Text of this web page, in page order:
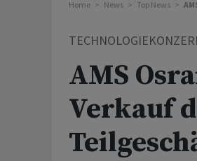
Home News Top News
AMS
Verkauf